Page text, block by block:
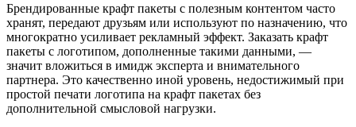
Брендированные крафт пакеты с полезным контентом часто
хранят, передают друзьям или используют по назначению, что
многократно усиливает рекламный эффект. Заказать крафт
пакеты с логотипом, дополненные такими данными, —
значит вложиться в имидж эксперта и внимательного
партнера. Это качественно иной уровень, недостижимый при
простой печати логотипа на крафт пакетах без
дополнительной смысловой нагрузки.